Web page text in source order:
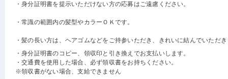
・身分証明書を提示いただけない方の応募はご遠慮ください。
・常識の範囲内の髪型やカラーＯＫです。
・髪の長い方は、ヘアゴムなどをご持参いただき、きれいに結んでいただ
・身分証明書のコピー、領収印と引き換えでお支払いします。
・交通費を使用した場合、必ず領収書をお持ちください。
※領収書がない場合、支給できません